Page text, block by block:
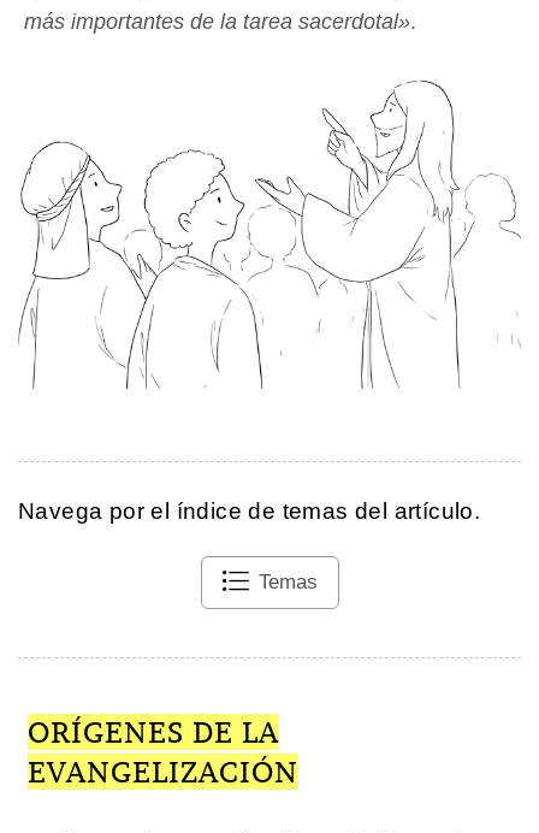
más importantes de la tarea sacerdotal».
Navega por el índice de temas del artículo.
Temas
ORÍGENES DE LA
EVANGELIZACIÓN